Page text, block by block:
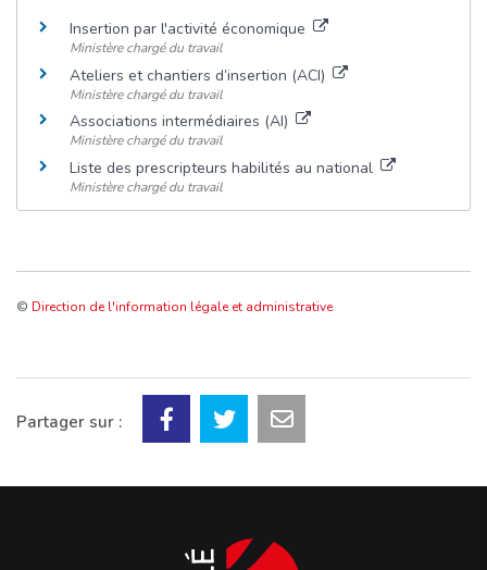
Insertion par l'activité économique
Ministère chargé du travail
Ateliers et chantiers d’insertion (ACI)
Ministère chargé du travail
Associations intermédiaires (AI)
Ministère chargé du travail
Liste des prescripteurs habilités au national
Ministère chargé du travail
© Direction de l'information légale et administrative
Partager sur :